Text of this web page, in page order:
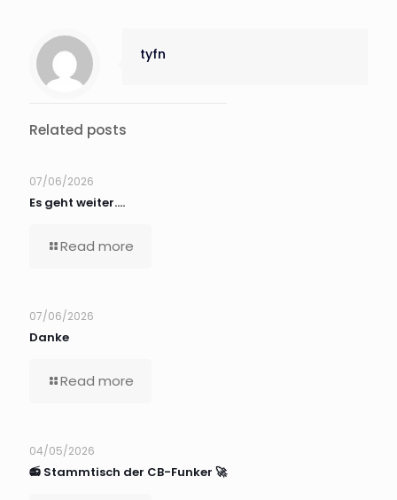
tyfn
Related posts
07/06/2026
Es geht weiter….
Read more
07/06/2026
Danke
Read more
04/05/2026
📻 Stammtisch der CB-Funker 🚀